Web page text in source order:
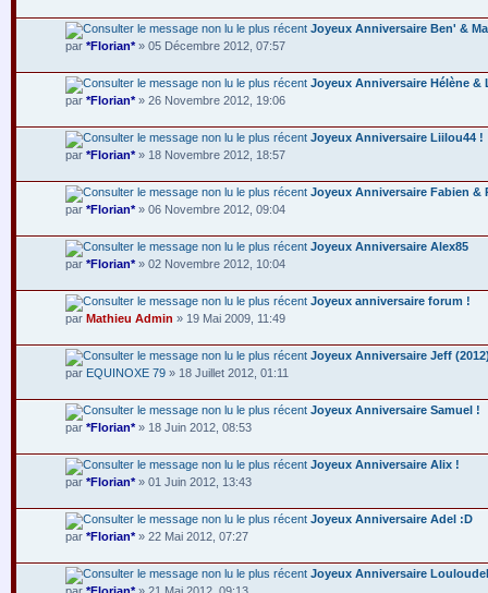
Joyeux Anniversaire Ben' &
par *Florian*» 05 Décembre 2012, 07:57
Joyeux Anniversaire Hélène &
par *Florian*» 26 Novembre 2012, 19:06
Joyeux Anniversaire Liilou44 !
par *Florian*» 18 Novembre 2012, 18:57
Joyeux Anniversaire Fabien &
par *Florian*» 06 Novembre 2012, 09:04
Joyeux Anniversaire Alex85
par *Florian*» 02 Novembre 2012, 10:04
Joyeux anniversaire forum !
par Mathieu Admin » 19 Mai 2009, 11:49
Joyeux Anniversaire Jeff
par EQUINOXE 79 » 18 Juillet 2012, 01:11
Joyeux Anniversaire Samuel !
par *Florian*» 18 Juin 2012, 08:53
Joyeux Anniversaire Alix !
par *Florian*» 01 Juin 2012, 13:43
Joyeux Anniversaire Adel :D
par *Florian*» 22 Mai 2012, 07:27
Joyeux Anniversaire